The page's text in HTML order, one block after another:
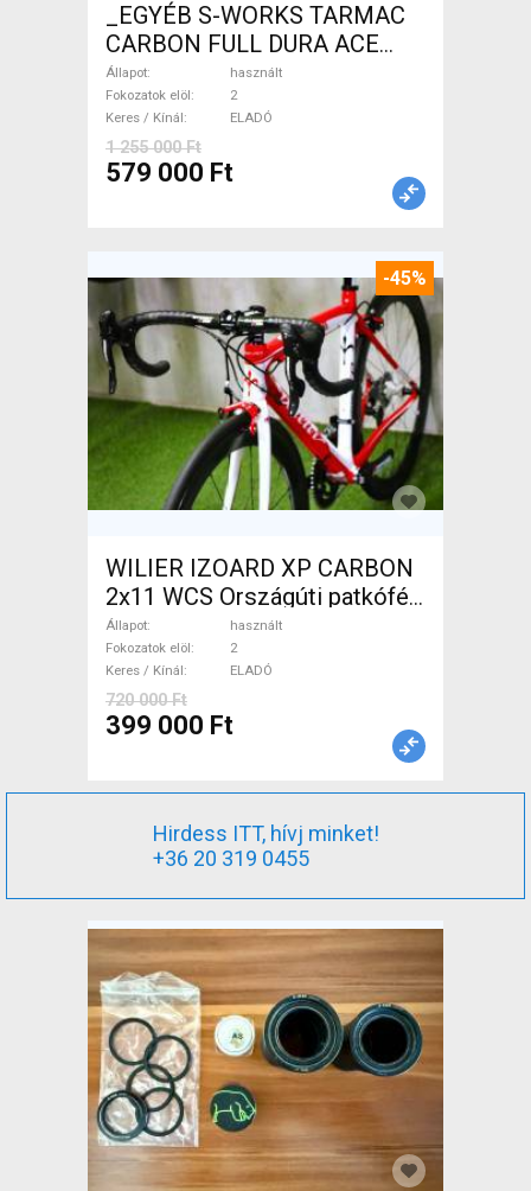
_EGYÉB S-WORKS TARMAC
CARBON FULL DURA ACE
Országúti használt ELADÓ
Állapot
használt
Fokozatok elöl
2
Keres / Kínál
ELADÓ
1 255 000 Ft
579 000 Ft
-45%
WILIER IZOARD XP CARBON
2x11 WCS Országúti patkófék
használt ELADÓ
Állapot
használt
Fokozatok elöl
2
Keres / Kínál
ELADÓ
720 000 Ft
399 000 Ft
Hirdess ITT, hívj minket!
+36 20 319 0455